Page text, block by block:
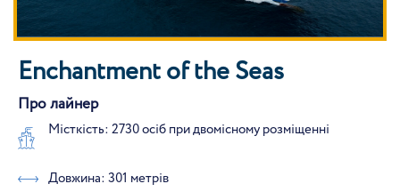
Enchantment of the Seas
Про лайнер
Місткість: 2730 осіб при двомісному розміщенні
Довжина: 301 метрів